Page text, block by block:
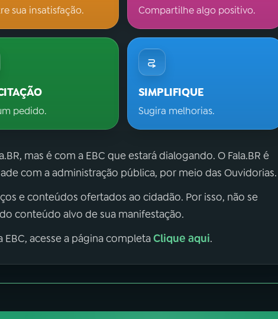
sua insatisfação. Compartilhe algo positivo.
pedido.
SIMPLIFIQUE
Sugira melhorias.
mas é com a EBC que estará dialogando. O Fala.BR é
com a administração pública, por meio das Ouvidorias.
e conteúdos ofertados ao cidadão. Por isso, não se
conteúdo alvo de sua manifestação.
acesse a página completaClique aqui.